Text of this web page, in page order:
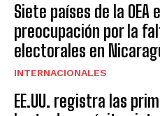
Siete países de la OEA
preocupación por la
electorales en
INTERNACIONALES
EE.UU. registra las